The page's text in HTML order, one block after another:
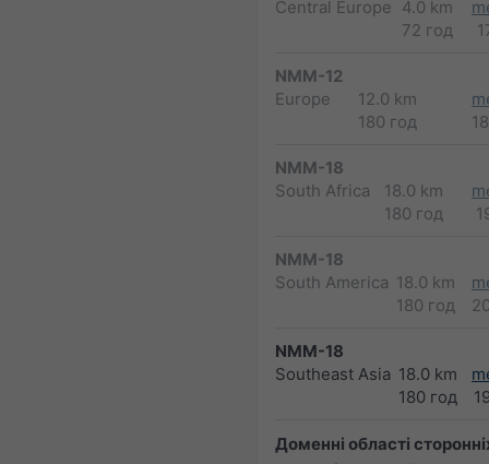
Central Europe 4.0 km
72 год
NMM-12
Europe
12.0 km
180 год
NMM-18
South Africa
18.0 km
180 год
NMM-18
South America 18.0 km
180 год
NMM-18
Southeast Asia 18.0 km
180 год
Доменні області